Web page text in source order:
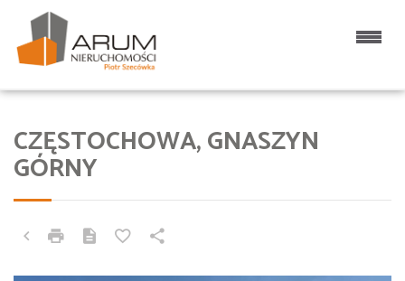
CZĘSTOCHOWA, GNASZYN
GÓRNY